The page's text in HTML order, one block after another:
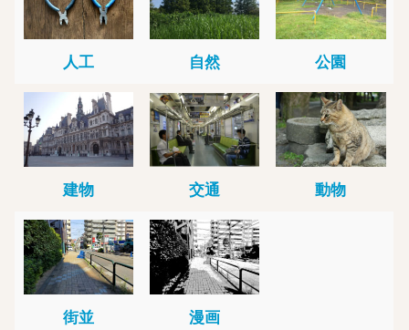
人工 自然 公園
建物 交通 動物
街並 漫画